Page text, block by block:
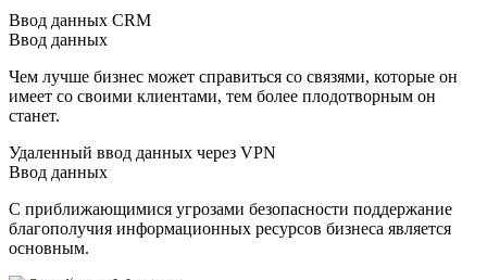
Ввод данных CRM
Ввод данных
Чем лучше бизнес может справиться со связями, которые он
имеет со своими клиентами, тем более плодотворным он
станет.
Удаленный ввод данных через VPN
Ввод данных
С приближающимися угрозами безопасности поддержание
благополучия информационных ресурсов бизнеса является
основным.